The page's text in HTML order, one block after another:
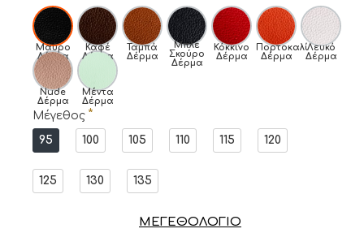
Μαύρο
Δέρμα
Καφέ
Δέρμα
Ταμπά
Δέρμα
Μπλε
Σκούρο
Δέρμα
Κόκκινο
Δέρμα
Πορτοκαλί
Δέρμα
Λευκό
Δέρμα
Nude
Δέρμα
Μέντα
Δέρμα
Μέγεθος
95
100 105 110 115 120
125 130 135
ΜΕΓΕΘΟΛΟΓΙΟ